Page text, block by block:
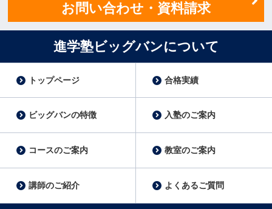
お問い合わせ・資料請求
進学塾ビッグバンについて
トップページ 合格実績
ビッグバンの特徴 入塾のご案内
コースのご案内 教室のご案内
講師のご紹介 よくあるご質問